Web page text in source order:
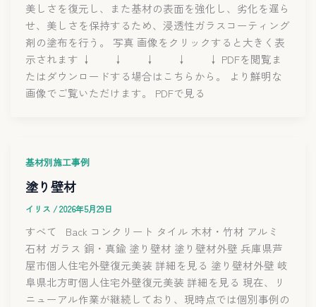
美しさを復元し、また基材の表面を強化し、劣化を遅ら
せ、美しさを保持するため、浸透性ガラスコーティング
剤の塗布を行う。 写真 画像をクリックすると大きく表
示されます ↓ ↓ ↓ ↓ ↓ PDFを閲覧ま
たはダウンロードする場合はこちらから。 より鮮明な
画像でご覧いただけます。 PDFで見る
基材別施工事例
塗り壁材
イリス /2026年5月29日
すべて Back コンクリート タイル 木材・竹材 アルミ
石材 ガラス 銅・真鍮 塗り壁材 塗り壁材外壁 兵庫県芦
屋市個人住宅外壁復元美装 詳細を見る 塗り壁材外壁 岐
阜県北方町個人住宅外壁復元美装 詳細を見る 現在、リ
ニューアル作業が継続しており、現時点では個別事例の